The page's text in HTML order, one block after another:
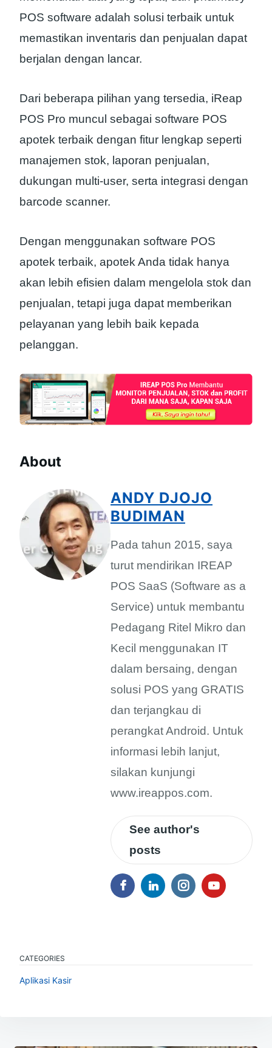
POS software adalah solusi terbaik untuk
memastikan inventaris dan penjualan dapat
berjalan dengan lancar.
Dari beberapa pilihan yang tersedia, iReap
POS Pro muncul sebagai software POS
apotek terbaik dengan fitur lengkap seperti
manajemen stok, laporan penjualan,
dukungan multi-user, serta integrasi dengan
barcode scanner.
Dengan menggunakan software POS
apotek terbaik, apotek Anda tidak hanya
akan lebih efisien dalam mengelola stok dan
penjualan, tetapi juga dapat memberikan
pelayanan yang lebih baik kepada
pelanggan.
About
ANDY DJOJO
BUDIMAN
Pada tahun 2015, saya
turut mendirikan IREAP
POS SaaS (Software as a
Service) untuk membantu
Pedagang Ritel Mikro dan
Kecil menggunakan IT
dalam bersaing, dengan
solusi POS yang GRATIS
dan terjangkau di
perangkat Android. Untuk
informasi lebih lanjut,
silakan kunjungi
www.ireappos.com.
See author's
posts
CATEGORIES
Aplikasi Kasir